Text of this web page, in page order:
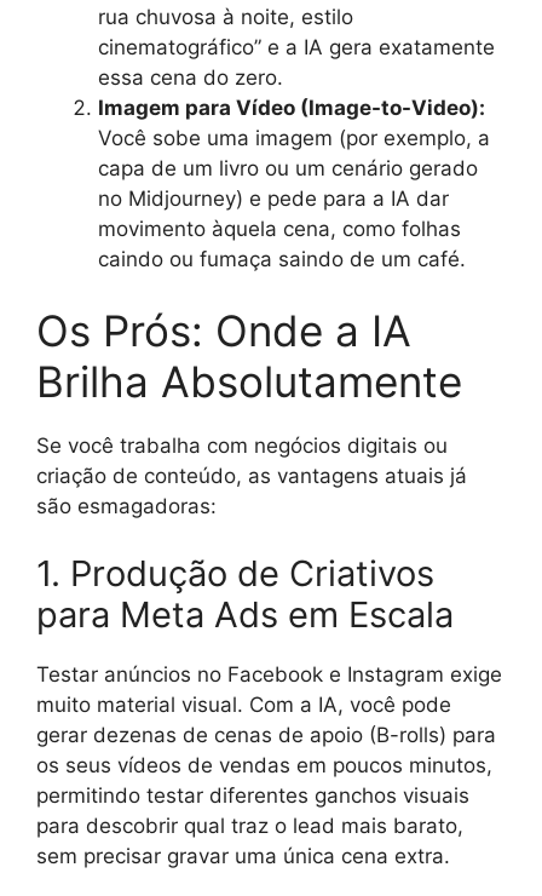
rua chuvosa à noite, estilo
cinematográfico” e a IA gera exatamente
essa cena do zero.
Imagem para Vídeo (Image-to-Video):
Você sobe uma imagem (por exemplo, a
capa de um livro ou um cenário gerado
no Midjourney) e pede para a IA dar
movimento àquela cena, como folhas
caindo ou fumaça saindo de um café.
Os Prós: Onde a IA
Brilha Absolutamente
Se você trabalha com negócios digitais ou
criação de conteúdo, as vantagens atuais já
são esmagadoras:
1. Produção de Criativos
para Meta Ads em Escala
Testar anúncios no Facebook e Instagram exige
muito material visual. Com a IA, você pode
gerar dezenas de cenas de apoio (B-rolls) para
os seus vídeos de vendas em poucos minutos,
permitindo testar diferentes ganchos visuais
para descobrir qual traz o lead mais barato,
sem precisar gravar uma única cena extra.